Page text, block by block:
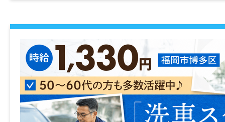
不問
就業時間
①09:00～11:00
②08:00～13:00(木曜出勤の場合)